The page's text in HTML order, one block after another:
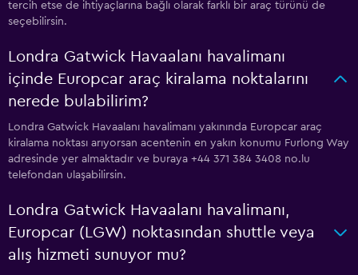
tercih etse de ihtiyaçlarına bağlı olarak farklı bir araç türünü de
seçebilirsin.
Londra Gatwick Havaalanı havalimanı
içinde Europcar araç kiralama noktalarını
nerede bulabilirim?
Londra Gatwick Havaalanı havalimanı yakınında Europcar araç
kiralama noktası arıyorsan acentenin en yakın konumu Furlong Way
adresinde yer almaktadır ve buraya +44 371 384 3408 no.lu
telefondan ulaşabilirsin.
Londra Gatwick Havaalanı havalimanı,
Europcar (LGW) noktasından shuttle veya
alış hizmeti sunuyor mu?